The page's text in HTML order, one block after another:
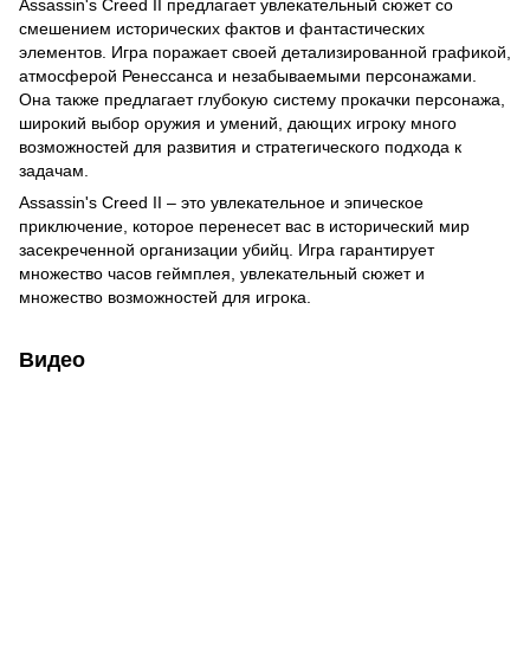
Assassin's Creed II предлагает увлекательный сюжет со
смешением исторических фактов и фантастических
элементов. Игра поражает своей детализированной графикой,
атмосферой Ренессанса и незабываемыми персонажами.
Она также предлагает глубокую систему прокачки персонажа,
широкий выбор оружия и умений, дающих игроку много
возможностей для развития и стратегического подхода к
задачам.
Assassin's Creed II – это увлекательное и эпическое
приключение, которое перенесет вас в исторический мир
засекреченной организации убийц. Игра гарантирует
множество часов геймплея, увлекательный сюжет и
множество возможностей для игрока.
Видео